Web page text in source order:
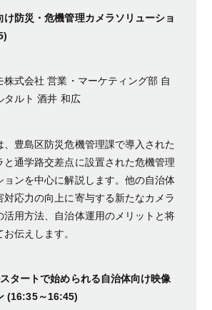
け防災・危機管理カメラソリューショ
株式会社 営業・マーケティング部 自
タルト 酒井 和広
、豊島区防災危機管理課で導入された
と通学路交差点に設置された危機管理
ョンを中心に解説します。他の自治体
対応力の向上に寄与する新たなカメラ
活用方法、自治体運用のメリットと将
伝えします。
タートで始められる自治体向け映像
(16:35～16:45)